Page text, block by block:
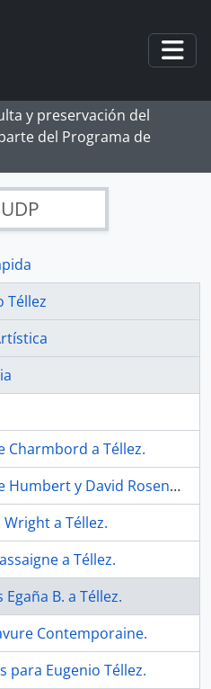
y preservación del
del Programa de
Téllez
Charmbord a Téllez.
y David Rosenboom a Téllez.
Wright a Téllez.
a Téllez.
B. a Téllez.
Contemporaine.
para Eugenio Téllez.